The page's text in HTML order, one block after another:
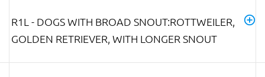
R1L - DOGS WITH BROAD SNOUT:ROTTWEILER,
GOLDEN RETRIEVER, WITH LONGER SNOUT